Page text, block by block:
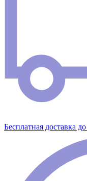
Бесплатная доставка